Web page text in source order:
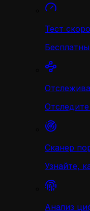
Тест
Сканер
Узнайте,
Анализ